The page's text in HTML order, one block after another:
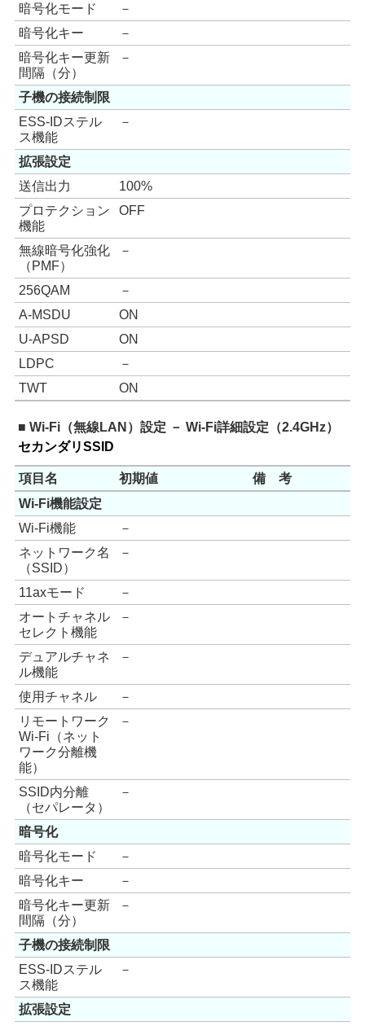
暗号化モード
－
暗号化キー
－
暗号化キー更新
間隔（分）
－
子機の接続制限
ESS-IDステル
ス機能
－
拡張設定
送信出力
100%
プロテクション
機能
OFF
無線暗号化強化
（PMF）
－
256QAM
－
A-MSDU
ON
U-APSD
ON
LDPC
－
TWT
ON
■ Wi-Fi（無線LAN）設定 － Wi-Fi詳細設定（2.4GHz）
セカンダリSSID
項目名 初期値
備 考
Wi-Fi機能設定
Wi-Fi機能
－
ネットワーク名
（SSID）
－
11axモード
－
オートチャネル
セレクト機能
－
デュアルチャネ
ル機能
－
使用チャネル
－
リモートワーク
Wi-Fi（ネット
ワーク分離機
能）
－
SSID内分離
（セパレータ）
－
暗号化
暗号化モード
－
暗号化キー
－
暗号化キー更新
間隔（分）
－
子機の接続制限
ESS-IDステル
ス機能
－
拡張設定